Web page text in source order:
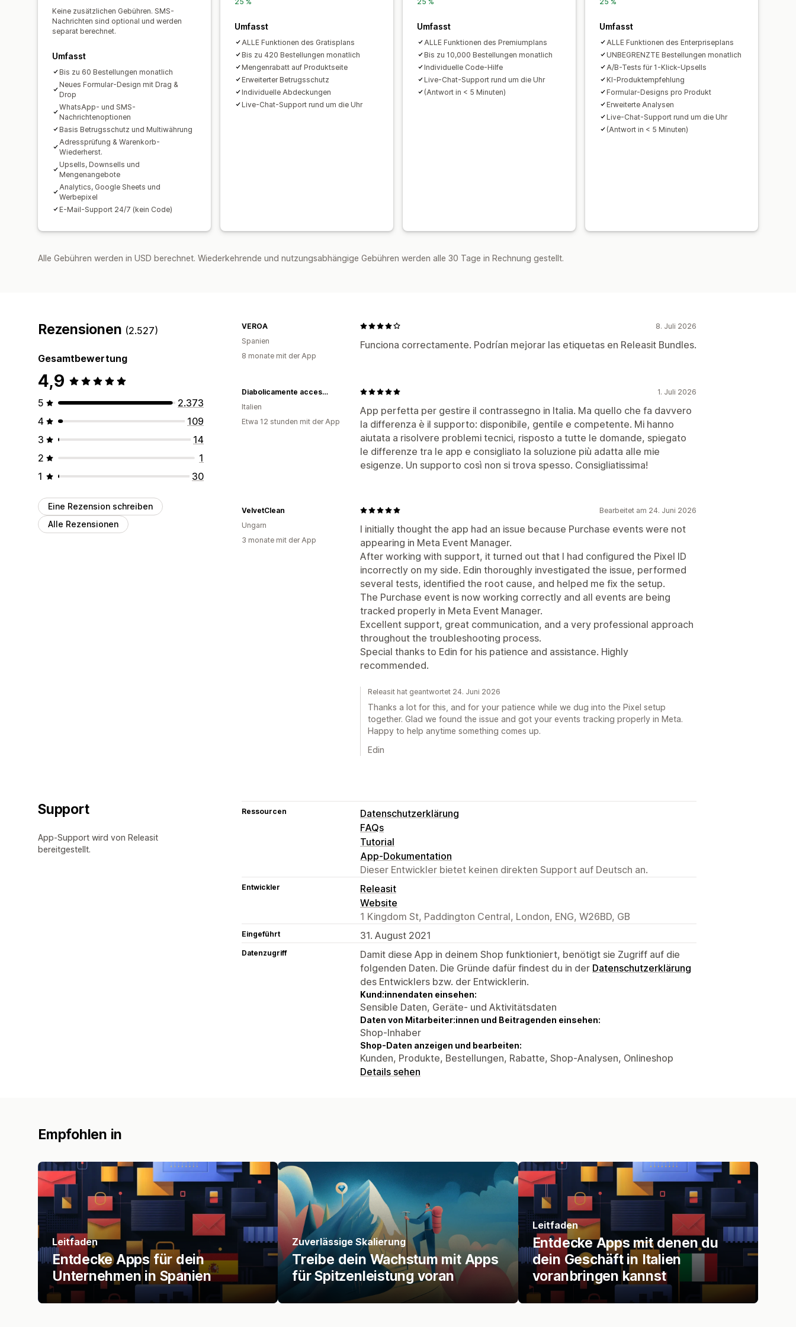
KI-Empfehlungen
Klickraten Conversion-Raten Funnel-Leistung
Keine zusätzlichen Gebühren. SMS-
Nachrichten sind optional und werden
separat berechnet.
Umfasst
Bis zu 60 Bestellungen monatlich
Neues Formular-Design mit Drag &
Drop
WhatsApp- und SMS-
Nachrichtenoptionen
Basis Betrugsschutz und Multiwährung
Adressprüfung & Warenkorb-
Wiederherst.
Upsells, Downsells und
Mengenangebote
Analytics, Google Sheets und
Werbepixel
E-Mail-Support 24/7 (kein Code)
Umfasst
ALLE Funktionen des Gratisplans
Bis zu 420 Bestellungen monatlich
Mengenrabatt auf Produktseite
Erweiterter Betrugsschutz
Individuelle Abdeckungen
Live-Chat-Support rund um die Uhr
Umfasst
ALLE Funktionen des Premiumplans
Bis zu 10,000 Bestellungen monatlich
Individuelle Code-Hilfe
Live-Chat-Support rund um die Uhr
(Antwort in < 5 Minuten)
Umfasst
ALLE Funktionen des Enterpriseplans
UNBEGRENZTE Bestellungen monatlich
A/B-Tests für 1-Klick-Upsells
KI-Produktempfehlung
Formular-Designs pro Produkt
Erweiterte Analysen
Live-Chat-Support rund um die Uhr
(Antwort in < 5 Minuten)
Alle Gebühren werden in USD berechnet. Wiederkehrende und nutzungsabhängige Gebühren werden alle 30 Tage in Rechnung gestellt.
Rezensionen (2.527)
Gesamtbewertung
4,9
5
2.373
4
109
3
14
2
1
1
30
Eine Rezension schreiben
Alle Rezensionen
8. Juli 2026
Funciona correctamente. Podrían mejorar las etiquetas en Releasit Bundles.
VEROA
Spanien
8 monate mit der App
1. Juli 2026
App perfetta per gestire il contrassegno in Italia. Ma quello che fa davvero
la differenza è il supporto: disponibile, gentile e competente. Mi hanno
aiutata a risolvere problemi tecnici, risposto a tutte le domande, spiegato
le differenze tra le app e consigliato la soluzione più adatta alle mie
esigenze. Un supporto così non si trova spesso. Consigliatissima!
Diabolicamente accessori
Italien
Etwa 12 stunden mit der App
Bearbeitet am 24. Juni 2026
I initially thought the app had an issue because Purchase events were not
appearing in Meta Event Manager.
After working with support, it turned out that I had configured the Pixel ID
incorrectly on my side. Edin thoroughly investigated the issue, performed
several tests, identified the root cause, and helped me fix the setup.
The Purchase event is now working correctly and all events are being
tracked properly in Meta Event Manager.
Excellent support, great communication, and a very professional approach
throughout the troubleshooting process.
Special thanks to Edin for his patience and assistance. Highly
recommended.
VelvetClean
Ungarn
3 monate mit der App
Releasit hat geantwortet 24. Juni 2026
Thanks a lot for this, and for your patience while we dug into the Pixel setup
together. Glad we found the issue and got your events tracking properly in Meta.
Happy to help anytime something comes up.
Edin
Support
App-Support wird von Releasit
bereitgestellt.
Ressourcen
Datenschutzerklärung
FAQs
Tutorial
App-Dokumentation
Dieser Entwickler bietet keinen direkten Support auf Deutsch an.
Entwickler
Releasit
Website
1 Kingdom St, Paddington Central, London, ENG, W26BD, GB
Eingeführt 31. August 2021
Datenzugriff
Damit diese App in deinem Shop funktioniert, benötigt sie Zugriff auf die
folgenden Daten. Die Gründe dafür findest du in der Datenschutzerklärung
des Entwicklers bzw. der Entwicklerin.
Kund:innendaten einsehen:
Sensible Daten, Geräte- und Aktivitätsdaten
Daten von Mitarbeiter:innen und Beitragenden einsehen:
Shop-Inhaber
Shop-Daten anzeigen und bearbeiten:
Kunden, Produkte, Bestellungen, Rabatte, Shop-Analysen, Onlineshop
Details sehen
Empfohlen in
Leitfaden
Entdecke Apps für dein
Unternehmen in Spanien
Zuverlässige Skalierung
Treibe dein Wachstum mit Apps
für Spitzenleistung voran
Leitfaden
Entdecke Apps mit denen du
dein Geschäft in Italien
voranbringen kannst